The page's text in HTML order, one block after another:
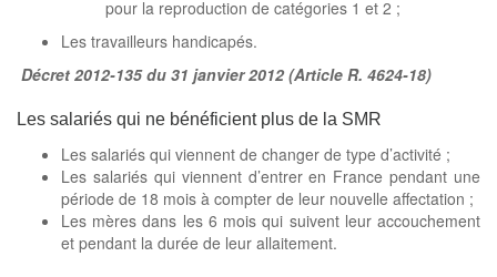
pour la reproduction de catégories 1 et 2 ;
Les travailleurs handicapés.
Décret 2012-135 du 31 janvier 2012 (Article R. 4624-18)
Les salariés qui ne bénéficient plus de la SMR
Les salariés qui viennent de changer de type d’activité ;
Les salariés qui viennent d’entrer en France pendant une
période de 18 mois à compter de leur nouvelle affectation ;
Les mères dans les 6 mois qui suivent leur accouchement
et pendant la durée de leur allaitement.